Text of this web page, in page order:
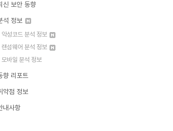
신 보안 동향
석 정보
악성코드 분석 정보
랜섬웨어 분석 정보
모바일 분석 정보
향 리포트
약점 정보
내사항